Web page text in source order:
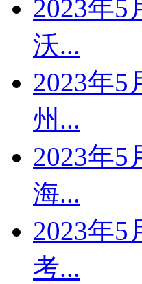
2023年5
沃...
2023年5
州...
2023年5
海...
2023年5
考...